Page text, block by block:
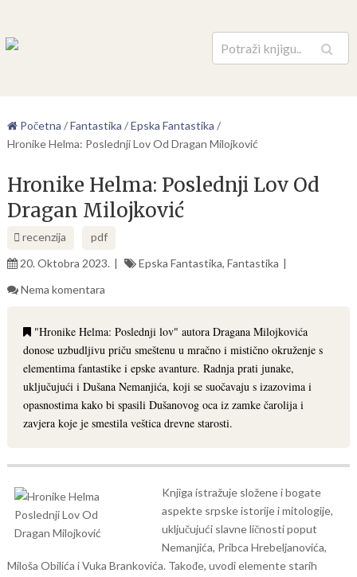
Pretraga
Početna /Fantastika /Epska Fantastika /
Hronike Helma: Poslednji Lov Od Dragan Milojković
Hronike Helma: Poslednji Lov Od
Dragan Milojković
recenzija
pdf
20. Oktobra 2023.
Epska Fantastika, Fantastika
Nema komentara
"Hronike Helma: Poslednji lov" autora Dragana Milojkovića
donose uzbudljivu priču smeštenu u mračno i mistično okruženje s
elementima fantastike i epske avanture. Radnja prati junake,
uključujući i Dušana Nemanjića, koji se suočavaju s izazovima i
opasnostima kako bi spasili Dušanovog oca iz zamke čarolija i
zavjera koje je smestila veštica drevne starosti.
Knjiga istražuje složene i bogate
aspekte srpske istorije i mitologije,
uključujući slavne ličnosti poput
Nemanjića, Pribca Hrebeljanovića,
Miloša Obilića i Vuka Brankovića. Takođe, uvodi elemente starih